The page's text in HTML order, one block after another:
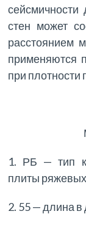
стен может
расстоянием
применяются
при плотности
1. РБ — тип
плиты
2. 55 — длина в